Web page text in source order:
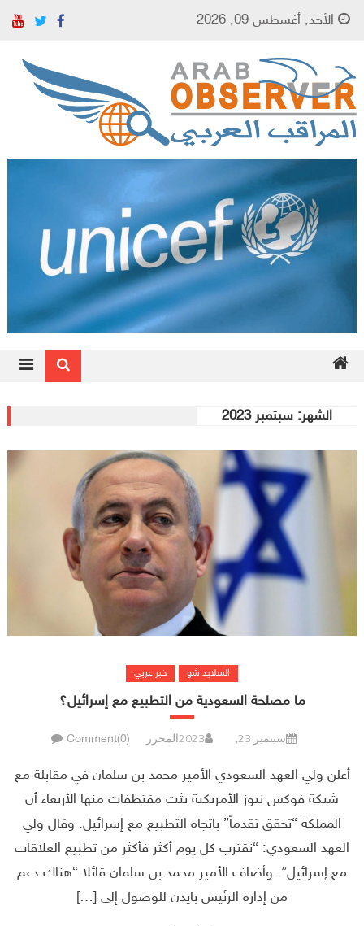
Skip to content
الأحد, أغسطس 09, 2026
الشهر: سبتمبر 2023
السلايد شو خبر عربي
ما مصلحة السعودية من التطبيع مع إسرائيل؟
سبتمبر 23, 2023 المحرر Comment(0)
أعلن ولي العهد السعودي الأمير محمد بن سلمان في مقابلة مع
شبكة فوكس نيوز الأمريكية بثت مقتطفات منها الأربعاء أن
المملكة “تحقق تقدماً” باتجاه التطبيع مع إسرائيل. وقال ولي
العهد السعودي: “نقترب كل يوم أكثر فأكثر من تطبيع العلاقات
مع إسرائيل”. وأضاف الأمير محمد بن سلمان قائلا “هناك دعم
من إدارة الرئيس بايدن للوصول إلى […]